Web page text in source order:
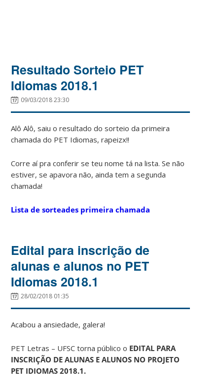
Resultado Sorteio PET
Idiomas 2018.1
09/03/2018 23:30
Alô Alô, saiu o resultado do sorteio da primeira
chamada do PET Idiomas, rapeizx!!
Corre aí pra conferir se teu nome tá na lista. Se não
estiver, se apavora não, ainda tem a segunda
chamada!
Lista de sorteades primeira chamada
Edital para inscrição de
alunas e alunos no PET
Idiomas 2018.1
28/02/2018 01:35
Acabou a ansiedade, galera!
PET Letras – UFSC torna público o EDITAL PARA
INSCRIÇÃO DE ALUNAS E ALUNOS NO PROJETO
PET IDIOMAS 2018.1.